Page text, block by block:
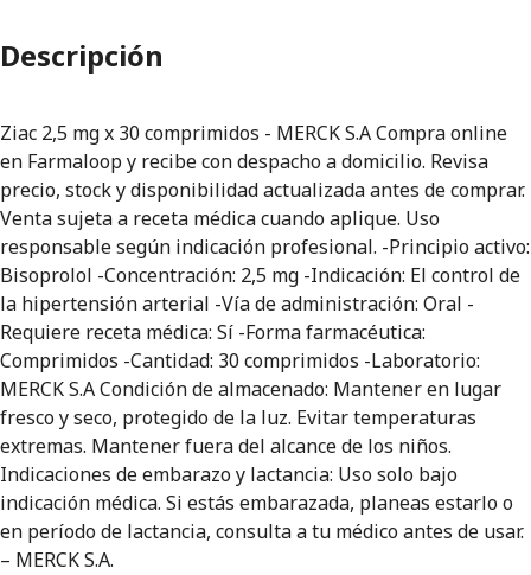
Descripción
Ziac 2,5 mg x 30 comprimidos - MERCK S.A Compra online
en Farmaloop y recibe con despacho a domicilio. Revisa
precio, stock y disponibilidad actualizada antes de comprar.
Venta sujeta a receta médica cuando aplique. Uso
responsable según indicación profesional. -Principio activo:
Bisoprolol -Concentración: 2,5 mg -Indicación: El control de
la hipertensión arterial -Vía de administración: Oral -
Requiere receta médica: Sí -Forma farmacéutica:
Comprimidos -Cantidad: 30 comprimidos -Laboratorio:
MERCK S.A Condición de almacenado: Mantener en lugar
fresco y seco, protegido de la luz. Evitar temperaturas
extremas. Mantener fuera del alcance de los niños.
Indicaciones de embarazo y lactancia: Uso solo bajo
indicación médica. Si estás embarazada, planeas estarlo o
en período de lactancia, consulta a tu médico antes de usar.
– MERCK S.A.